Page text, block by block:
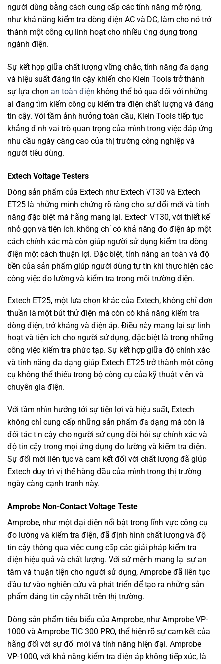
người dùng bằng cách cung cấp các tính năng mở rộng,
như khả năng kiểm tra dòng điện AC và DC, làm cho nó trở
thành một công cụ linh hoạt cho nhiều ứng dụng trong
ngành điện.
Sự kết hợp giữa chất lượng vững chắc, tính năng đa dạng
và hiệu suất đáng tin cậy khiến cho Klein Tools trở thành
sự lựa chọn an toàn điện không thể bỏ qua đối với những
ai đang tìm kiếm công cụ kiểm tra điện chất lượng và đáng
tin cậy. Với tầm ảnh hưởng toàn cầu, Klein Tools tiếp tục
khẳng định vai trò quan trọng của mình trong việc đáp ứng
nhu cầu ngày càng cao của thị trường công nghiệp và
người tiêu dùng.
Extech Voltage Testers
Dòng sản phẩm của Extech như Extech VT30 và Extech
ET25 là những minh chứng rõ ràng cho sự đổi mới và tính
năng đặc biệt mà hãng mang lại. Extech VT30, với thiết kế
nhỏ gọn và tiện ích, không chỉ có khả năng đo điện áp một
cách chính xác mà còn giúp người sử dụng kiểm tra dòng
điện một cách thuận lợi. Đặc biệt, tính năng an toàn và độ
bền của sản phẩm giúp người dùng tự tin khi thực hiện các
công việc đo lường và kiểm tra trong môi trường điện.
Extech ET25, một lựa chọn khác của Extech, không chỉ đơn
thuần là một bút thử điện mà còn có khả năng kiểm tra
dòng điện, trở kháng và điện áp. Điều này mang lại sự linh
hoạt và tiện ích cho người sử dụng, đặc biệt là trong những
công việc kiểm tra phức tạp. Sự kết hợp giữa độ chính xác
và tính năng đa dạng giúp Extech ET25 trở thành một công
cụ không thể thiếu trong bộ công cụ của kỹ thuật viên và
chuyên gia điện.
Với tầm nhìn hướng tới sự tiện lợi và hiệu suất, Extech
không chỉ cung cấp những sản phẩm đa dạng mà còn là
đối tác tin cậy cho người sử dụng đòi hỏi sự chính xác và
độ tin cậy trong mọi ứng dụng đo lường và kiểm tra điện.
Sự đổi mới liên tục và cam kết đối với chất lượng đã giúp
Extech duy trì vị thế hàng đầu của mình trong thị trường
ngày càng cạnh tranh này.
Amprobe Non-Contact Voltage Teste
Amprobe, như một đại diện nổi bật trong lĩnh vực công cụ
đo lường và kiểm tra điện, đã định hình chất lượng và độ
tin cậy thông qua việc cung cấp các giải pháp kiểm tra
điện hiệu quả và chất lượng. Với sứ mệnh mang lại sự an
tâm và thuận tiện cho người sử dụng, Amprobe đã liên tục
đầu tư vào nghiên cứu và phát triển để tạo ra những sản
phẩm đáng tin cậy nhất trên thị trường.
Dòng sản phẩm tiêu biểu của Amprobe, như Amprobe VP-
1000 và Amprobe TIC 300 PRO, thể hiện rõ sự cam kết của
hãng đối với sự đổi mới và tính năng hiện đại. Amprobe
VP-1000, với khả năng kiểm tra điện áp không tiếp xúc, là